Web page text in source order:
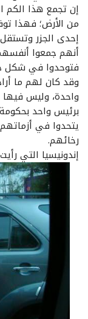
إن تجمع هذا الكم
من الأرض؛ فهذا
إحدى الجزر
أنهم جمعوا
فتوحدوا في شكل
وقد كان لهم ما
واحدة، وليس فيها
برئيس واحد
يتحدوا في
رخائهم.
إندونيسيا التي رأيت